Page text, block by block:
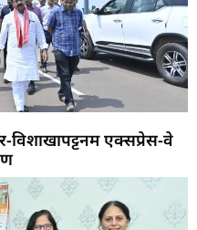
एक्सप्रेस-वे